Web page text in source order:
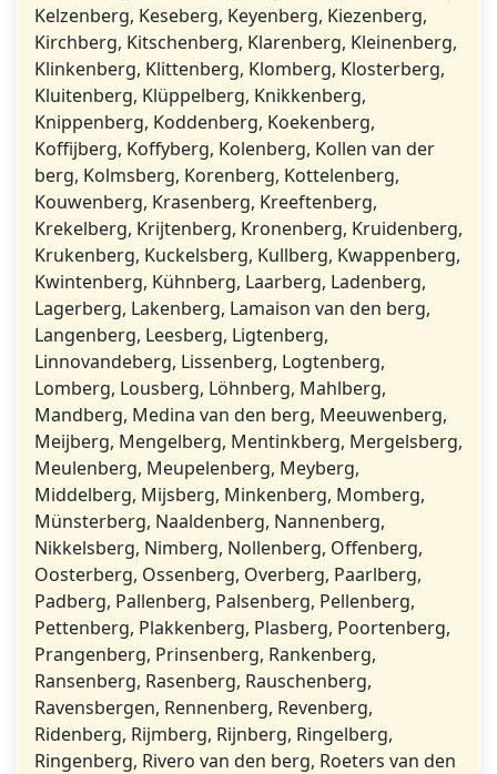
Kelzenberg, Keseberg, Keyenberg, Kiezenberg,
Kirchberg, Kitschenberg, Klarenberg, Kleinenberg,
Klinkenberg, Klittenberg, Klomberg, Klosterberg,
Kluitenberg, Klüppelberg, Knikkenberg,
Knippenberg, Koddenberg, Koekenberg,
Koffijberg, Koffyberg, Kolenberg, Kollen van der
berg, Kolmsberg, Korenberg, Kottelenberg,
Kouwenberg, Krasenberg, Kreeftenberg,
Krekelberg, Krijtenberg, Kronenberg, Kruidenberg,
Krukenberg, Kuckelsberg, Kullberg, Kwappenberg,
Kwintenberg, Kühnberg, Laarberg, Ladenberg,
Lagerberg, Lakenberg, Lamaison van den berg,
Langenberg, Leesberg, Ligtenberg,
Linnovandeberg, Lissenberg, Logtenberg,
Lomberg, Lousberg, Löhnberg, Mahlberg,
Mandberg, Medina van den berg, Meeuwenberg,
Meijberg, Mengelberg, Mentinkberg, Mergelsberg,
Meulenberg, Meupelenberg, Meyberg,
Middelberg, Mijsberg, Minkenberg, Momberg,
Münsterberg, Naaldenberg, Nannenberg,
Nikkelsberg, Nimberg, Nollenberg, Offenberg,
Oosterberg, Ossenberg, Overberg, Paarlberg,
Padberg, Pallenberg, Palsenberg, Pellenberg,
Pettenberg, Plakkenberg, Plasberg, Poortenberg,
Prangenberg, Prinsenberg, Rankenberg,
Ransenberg, Rasenberg, Rauschenberg,
Ravensbergen, Rennenberg, Revenberg,
Ridenberg, Rijmberg, Rijnberg, Ringelberg,
Ringenberg, Rivero van den berg, Roeters van den